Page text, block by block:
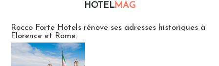
HOTELMAG
Rocco Forte Hotels rénove ses adresses historiques à
Florence et Rome